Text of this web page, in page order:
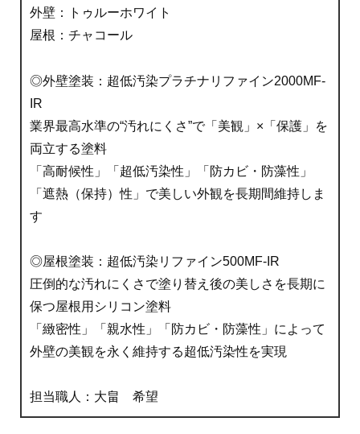
外壁：トゥルーホワイト
屋根：チャコール
◎外壁塗装：超低汚染プラチナリファイン2000MF-
IR
業界最高水準の“汚れにくさ”で「美観」×「保護」を
両立する塗料
「高耐候性」「超低汚染性」「防カビ・防藻性」
「遮熱（保持）性」で美しい外観を長期間維持しま
す
◎屋根塗装：超低汚染リファイン500MF-IR
圧倒的な汚れにくさで塗り替え後の美しさを長期に
保つ屋根用シリコン塗料
「緻密性」「親水性」「防カビ・防藻性」によって
外壁の美観を永く維持する超低汚染性を実現
担当職人：大畠 希望